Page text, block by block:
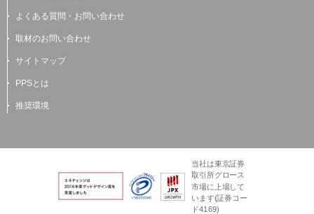
よくある質問・お問い合わせ
取材のお問い合わせ
サイトマップ
PPSとは
推奨環境
当社は東京証券
取引所グロース
市場に上場して
います(証券コー
ド4169)